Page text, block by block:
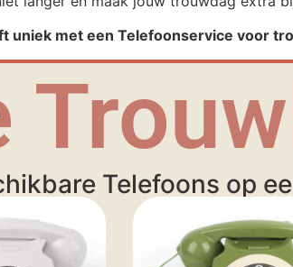
uniek met een Telefoonservice voor
Telefoons op